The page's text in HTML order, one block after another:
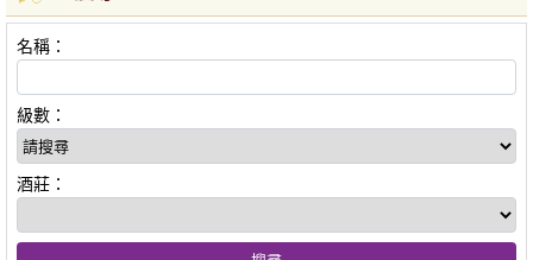
名稱：
級數：
酒莊：